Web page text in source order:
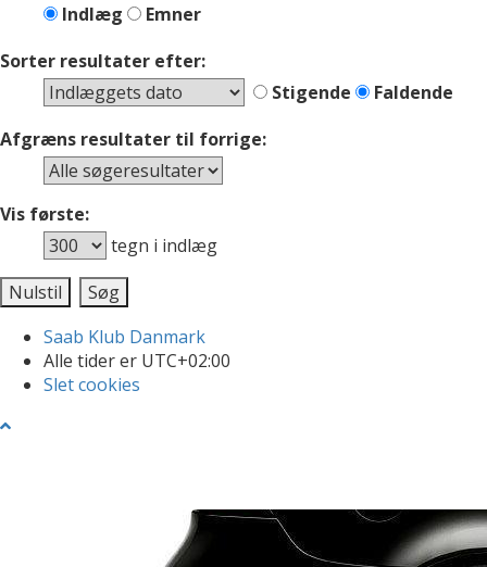
Indlæg
Emner
Sorter resultater efter:
Stigende
Faldende
Afgræns resultater til forrige:
Vis første:
tegn i indlæg
Saab Klub Danmark
Alle tider er UTC+02:00
Slet cookies